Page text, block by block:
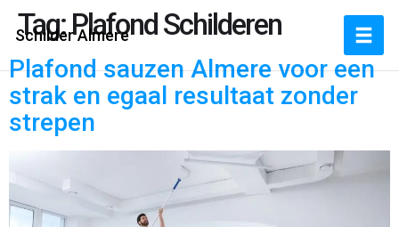
Schilder Almere
Tag:Plafond Schilderen
Plafond sauzen Almere voor een
strak en egaal resultaat zonder
strepen